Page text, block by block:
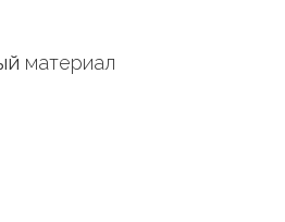
материал